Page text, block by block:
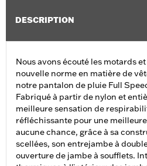
DESCRIPTION
Nous avons écouté les motards
nouvelle norme en matière de
notre pantalon de pluie Full
Fabriqué à partir de nylon et
meilleure sensation de
réfléchissante pour une
aucune chance, grâce à sa
scellées, son entrejambe à
ouverture de jambe à soufflets.